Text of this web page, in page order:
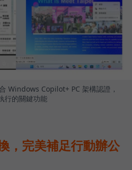
Windows Copilot+ PC 架構認證，
行的關鍵功能
，完美補足行動辦公